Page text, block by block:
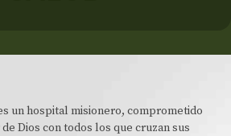
un hospital misionero, comprometido
Dios con todos los que cruzan sus